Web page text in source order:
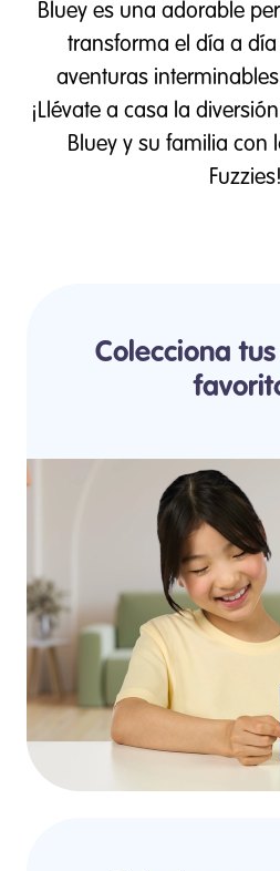
Bluey es una adorable
transforma el día a
aventuras
¡Llévate a casa la
Bluey y su familia con
Fuzzies!
Colecciona